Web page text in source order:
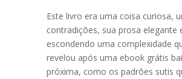
Este livro era uma coisa curiosa,
contradições, sua prosa elegante
escondendo uma complexidade
revelou após uma ebook grátis
próxima, como os padrões sutis